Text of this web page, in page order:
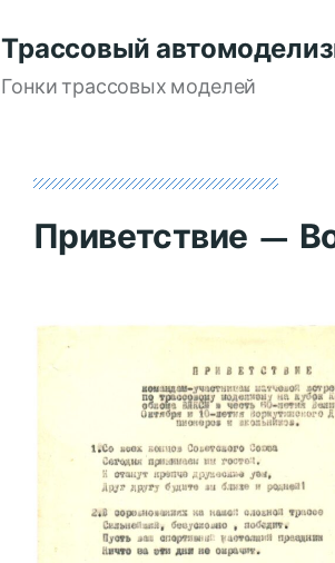
Трассовый
Гонки трассовых моделей
Приветствие —